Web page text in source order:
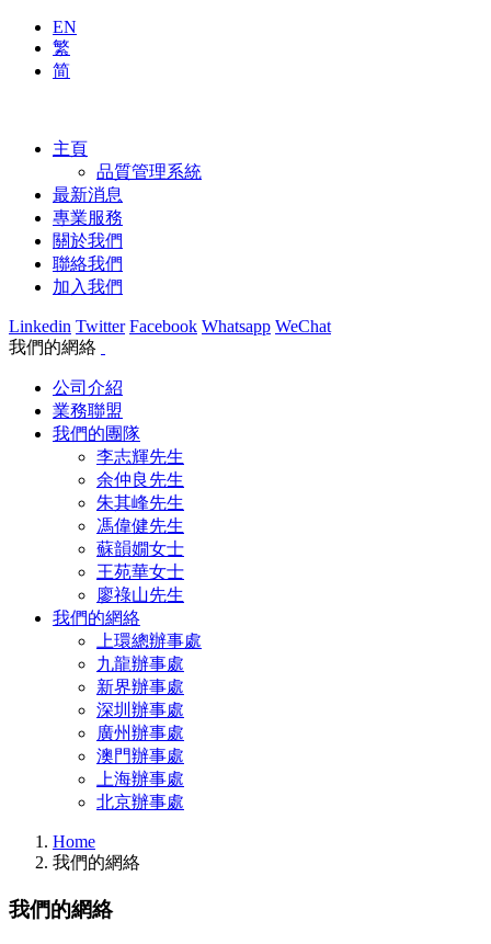
EN
繁
简
主頁
品質管理系統
最新消息
專業服務
關於我們
聯絡我們
加入我們
Linkedin Twitter Facebook Whatsapp WeChat
我們的網絡
公司介紹
業務聯盟
我們的團隊
李志輝先生
余仲良先生
朱其峰先生
馮偉健先生
蘇韻嫺女士
王苑華女士
廖祿山先生
我們的網絡
上環總辦事處
九龍辦事處
新界辦事處
深圳辦事處
廣州辦事處
澳門辦事處
上海辦事處
北京辦事處
Home
我們的網絡
我們的網絡